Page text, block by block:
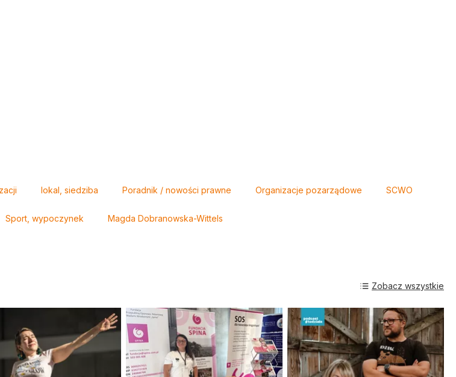
lokal, siedziba Poradnik / nowości prawne Organizacje pozarządowe SCWO
Sport, wypoczynek Magda Dobranowska-Wittels
Zobacz wszystkie